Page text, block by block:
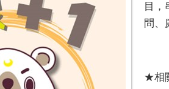
目，
問、
★相